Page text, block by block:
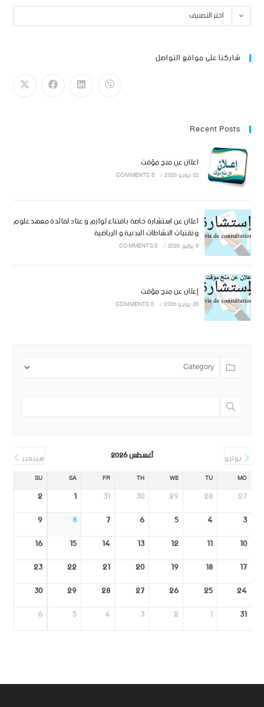
اختر التصنيف
شاركنا على مواقع التواصل
Recent Posts
اعلان عن منح مؤقت
22 يوليو 2026 /
0 COMMENTS
اعلان عن استشارة خاصة باقتناء لوازم و عتاد لفائدة معهد علوم
وتقنيات النشاطات البدنية و الرياضية
8 يوليو 2026 /
0 COMMENTS
إعلان عن منح مؤقت
28 يونيو 2026 /
0 COMMENTS
يوليو أغسطس 2026 سبتمبر
MO
TU
WE
TH
FR
SA
SU
27
28
29
30
31
1
2
3
4
5
6
7
8
9
10
11
12
13
14
15
16
17
18
19
20
21
22
23
24
25
26
27
28
29
30
31
1
2
3
4
5
6